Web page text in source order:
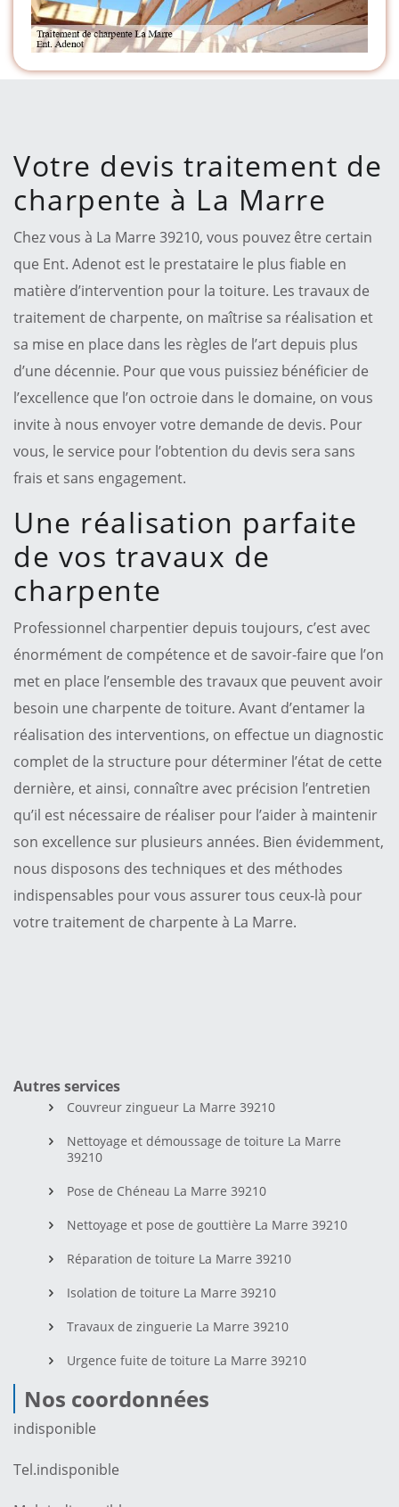
Votre devis traitement de
charpente à La Marre
Chez vous à La Marre 39210, vous pouvez être certain
que Ent. Adenot est le prestataire le plus fiable en
matière d’intervention pour la toiture. Les travaux de
traitement de charpente, on maîtrise sa réalisation et
sa mise en place dans les règles de l’art depuis plus
d’une décennie. Pour que vous puissiez bénéficier de
l’excellence que l’on octroie dans le domaine, on vous
invite à nous envoyer votre demande de devis. Pour
vous, le service pour l’obtention du devis sera sans
frais et sans engagement.
Une réalisation parfaite
de vos travaux de
charpente
Professionnel charpentier depuis toujours, c’est avec
énormément de compétence et de savoir-faire que l’on
met en place l’ensemble des travaux que peuvent avoir
besoin une charpente de toiture. Avant d’entamer la
réalisation des interventions, on effectue un diagnostic
complet de la structure pour déterminer l’état de cette
dernière, et ainsi, connaître avec précision l’entretien
qu’il est nécessaire de réaliser pour l’aider à maintenir
son excellence sur plusieurs années. Bien évidemment,
nous disposons des techniques et des méthodes
indispensables pour vous assurer tous ceux-là pour
votre traitement de charpente à La Marre.
Autres services
Couvreur zingueur La Marre 39210
Nettoyage et démoussage de toiture La Marre
39210
Pose de Chéneau La Marre 39210
Nettoyage et pose de gouttière La Marre 39210
Réparation de toiture La Marre 39210
Isolation de toiture La Marre 39210
Travaux de zinguerie La Marre 39210
Urgence fuite de toiture La Marre 39210
Nos coordonnées
indisponible
Tel.indisponible